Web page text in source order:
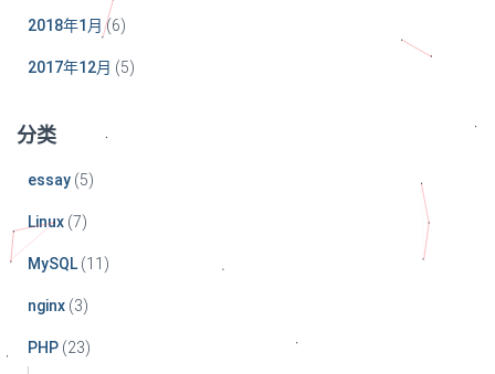
2018年1月 (6)
2017年12月 (5)
分类
essay (5)
Linux (7)
MySQL (11)
nginx (3)
PHP (23)